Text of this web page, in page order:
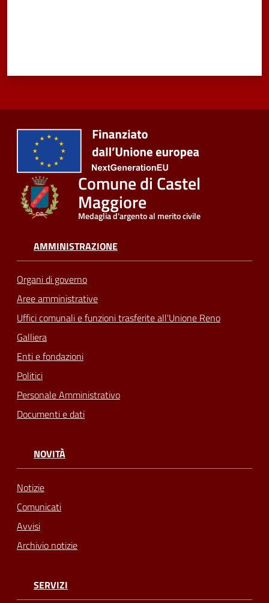
Comune di Castel
Maggiore
Medaglia d'argento al merito civile
AMMINISTRAZIONE
Organi di governo
Aree amministrative
Uffici comunali e funzioni trasferite all'Unione Reno
Galliera
Enti e fondazioni
Politici
Personale Amministrativo
Documenti e dati
NOVITÀ
Notizie
Comunicati
Avvisi
Archivio notizie
SERVIZI